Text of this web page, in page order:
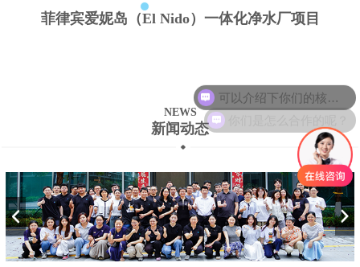
菲律宾爱妮岛（El Nido）一体化净水厂项目
NEWS
新闻动态
你们是怎么合作的呢？